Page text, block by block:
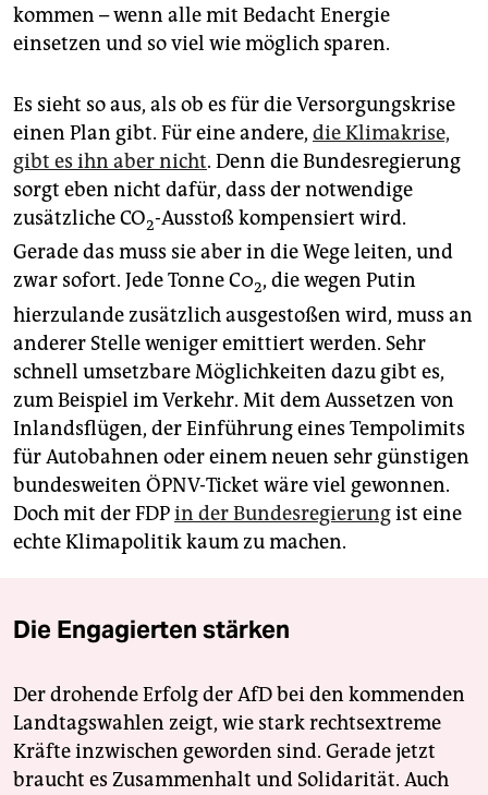
kommen – wenn alle mit Bedacht Energie
einsetzen und so viel wie möglich sparen.
Es sieht so aus, als ob es für die Versorgungskrise
einen Plan gibt. Für eine andere, die Klima­krise,
gibt es ihn aber nicht. Denn die Bundes­regierung
sorgt eben nicht dafür, dass der notwendige
zusätzliche CO2-Ausstoß kompensiert wird.
Gerade das muss sie aber in die Wege leiten, und
zwar sofort. Jede Tonne C02, die wegen Putin
hierzulande zusätzlich ausgestoßen wird, muss an
anderer Stelle weniger emittiert werden. Sehr
schnell umsetzbare Möglichkeiten dazu gibt es,
zum Beispiel im Verkehr. Mit dem Aussetzen von
Inlandsflügen, der Einführung eines Tempolimits
für Autobahnen oder einem neuen sehr günstigen
bundesweiten ÖPNV-Ticket wäre viel gewonnen.
Doch mit der FDPin der Bundesregierungist eine
echte Klimapolitik kaum zu machen.
Die Engagierten stärken
Der drohende Erfolg der AfD bei den kommenden
Landtagswahlen zeigt, wie stark rechtsextreme
Kräfte inzwischen geworden sind. Gerade jetzt
braucht es Zusammenhalt und Solidarität. Auch